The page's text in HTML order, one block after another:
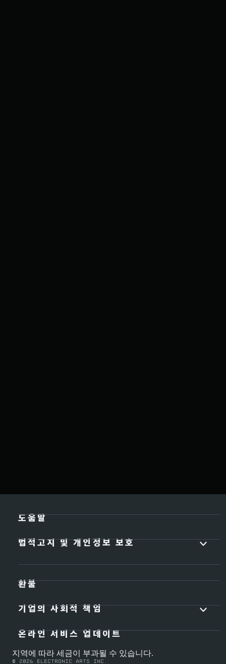
도움말
법적고지 및 개인정보 보호
환불
기업의 사회적 책임
온라인 서비스 업데이트
지역에 따라 세금이 부과될 수 있습니다.
© 2026 Electronic Arts Inc.